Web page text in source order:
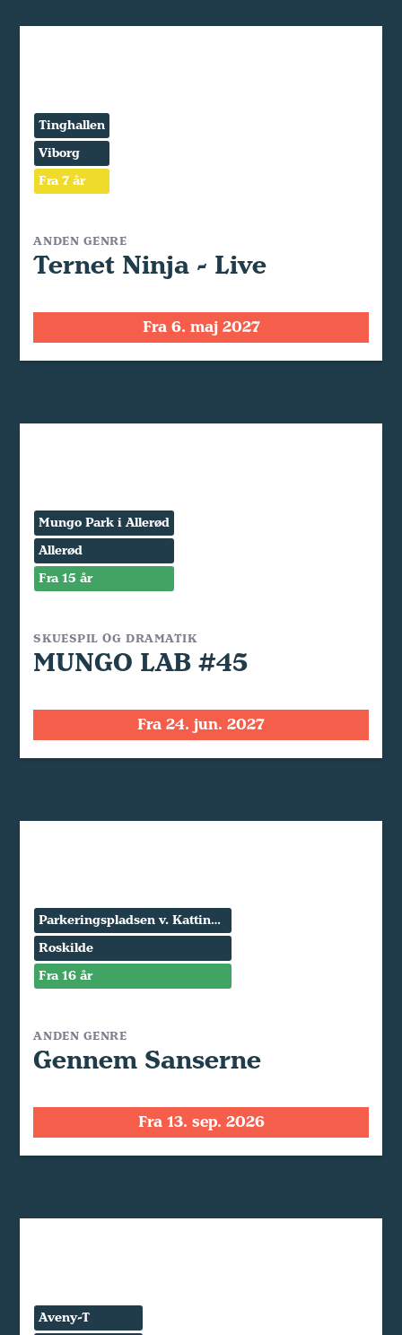
Tinghallen
Viborg
Fra 7 år
ANDEN GENRE
Ternet Ninja - Live
Fra 6. maj 2027
Mungo Park i Allerød
Allerød
Fra 15 år
SKUESPIL OG DRAMATIK
MUNGO LAB #45
Fra 24. jun. 2027
Parkeringspladsen v. Kattinge Værk
Roskilde
Fra 16 år
ANDEN GENRE
Gennem Sanserne
Fra 13. sep. 2026
Aveny-T